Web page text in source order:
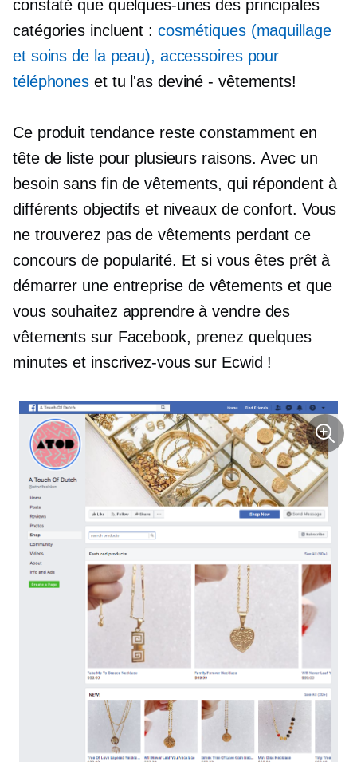
constaté que quelques-unes des principales
catégories incluent : cosmétiques (maquillage
et soins de la peau), accessoires pour
téléphones et tu l'as deviné- vêtements!
Ce produit tendance reste constamment en
tête de liste pour plusieurs raisons. Avec un
besoin sans fin de vêtements, qui répondent à
différents objectifs et niveaux de confort. Vous
ne trouverez pas de vêtements perdant ce
concours de popularité. Et si vous êtes prêt à
démarrer une entreprise de vêtements et que
vous souhaitez apprendre à vendre des
vêtements sur Facebook, prenez quelques
minutes et inscrivez-vous sur Ecwid !